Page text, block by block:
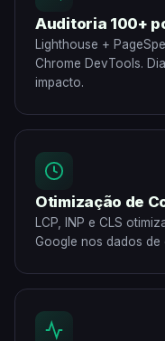
Auditoria 100+
Lighthouse +
Chrome DevTools.
impacto.
Otimização de
LCP, INP e CLS
Google nos dados de